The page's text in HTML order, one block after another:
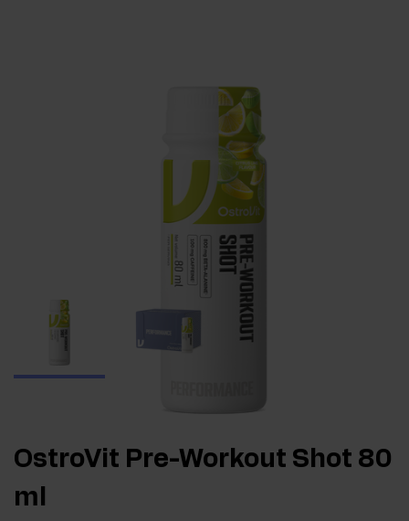
OstroVit Pre-Workout Shot 80
ml